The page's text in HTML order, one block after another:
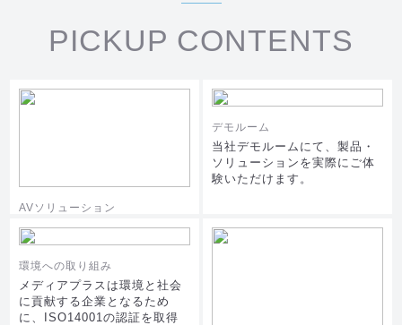
PICKUP CONTENTS
AVソリューション
AVシステムの施工例を写真で
ご覧いただけます。
デモルーム
当社デモルームにて、製品・
ソリューションを実際にご体
験いただけます。
環境への取り組み
メディアプラスは環境と社会
に貢献する企業となるため
に、ISO14001の認証を取得